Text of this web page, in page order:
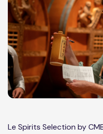
Le Spirits Selection by